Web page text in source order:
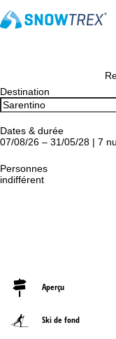
Destination
Dates & durée
07/08/26 – 31/05/28 | 7
Personnes
indifférent
Aperçu
Ski de fond